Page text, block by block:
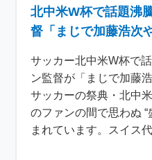
北中米W杯で話題沸
督「まじで加藤浩次
サッカー北中米W杯で
ン監督が「まじで加藤
サッカーの祭典・北中
のファンの間で思わぬ
まれています。スイス